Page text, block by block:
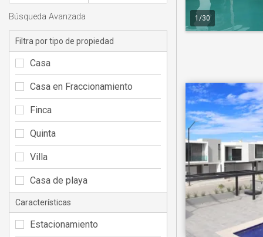
1 /30
Búsqueda Avanzada
Filtra por tipo de propiedad
Casa
Casa en Fraccionamiento
Finca
Quinta
Villa
Casa de playa
Características
Estacionamiento